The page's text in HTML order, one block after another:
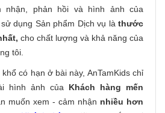
nhận, phản hồi và hình ảnh của
dụng Sản phẩm Dịch vụ là thước
cho chất lượng và khả năng của
tôi.
có hạn ở bài này, AnTamKids chỉ
hình ảnh của Khách hàng mến
muốn xem - cảm nhận nhiều hơn